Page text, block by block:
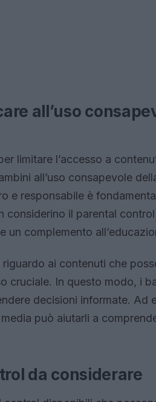
all’uso
limitare l’accesso a
all’uso consapevole
e responsabile è
considerino il parental
un complemento
ai contenuti che
cruciale. In questo modo, i
decisioni informate. Ad
può aiutarli a
da considerare